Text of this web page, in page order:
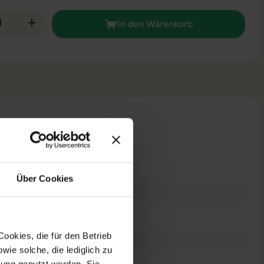
Über Cookies
die für den Betrieb
solche, die lediglich zu
Anzahl: Gib den gewünschten Wert ein
In den Warenkorb